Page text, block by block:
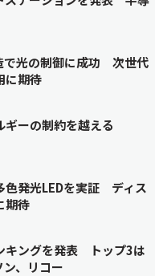
で光の制御に成功 次世代
に期待
ギーの制約を越える
色発光LEDを実証 ディス
期待
キングを発表 トップ3は
、リコー